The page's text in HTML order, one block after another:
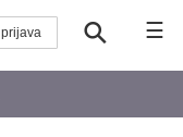
☰